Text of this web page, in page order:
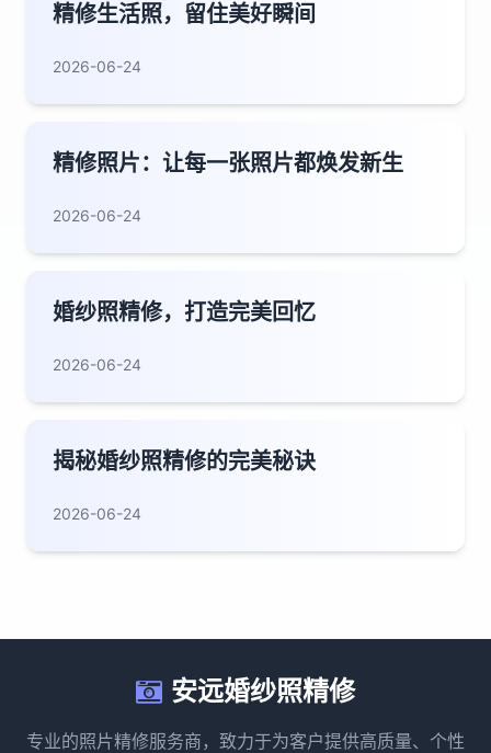
精修生活照，留住美好瞬间
2026-06-24
精修照片：让每一张照片都焕发新生
2026-06-24
婚纱照精修，打造完美回忆
2026-06-24
揭秘婚纱照精修的完美秘诀
2026-06-24
安远婚纱照精修
专业的照片精修服务商，致力于为客户提供高质量、个性